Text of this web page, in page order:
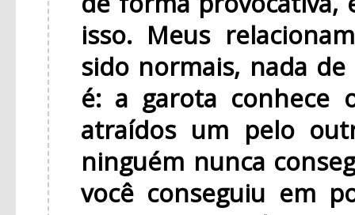
isso. Meus
sido normais, nada
é: a garota conhece
atraídos um pelo
ninguém nunca
você conseguiu em